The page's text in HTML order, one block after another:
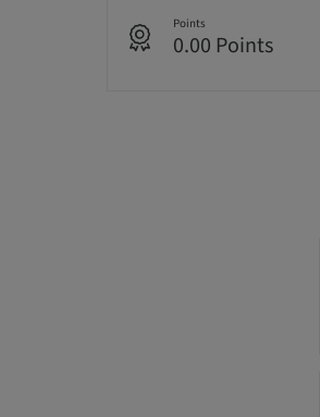
Points
0.00 Points